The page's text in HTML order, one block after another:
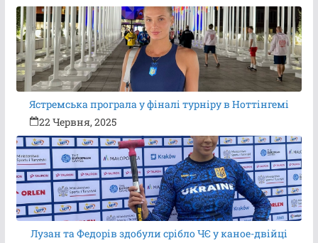
Ястремська програла у фіналі турніру в Ноттінгемі
22 Червня, 2025
Лузан та Федорів здобули срібло ЧЄ у каное-двійці